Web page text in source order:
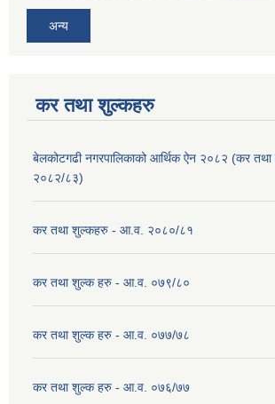
अन्य
कर तथा शुल्कहरु
बेलकोटगढी नगरपालिकाको आर्थिक ऐन २०८२ (कर
२०८२/८३)
कर तथा शुल्कहरु - आ.व. २०८०/८१
कर तथा शुल्क हरु - आ.व. ०७९/८०
कर तथा शुल्क हरु - आ.व. ०७७/७८
कर तथा शुल्क हरु - आ.व. ०७६/७७